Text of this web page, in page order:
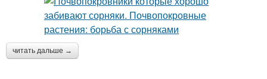
читать дальше →